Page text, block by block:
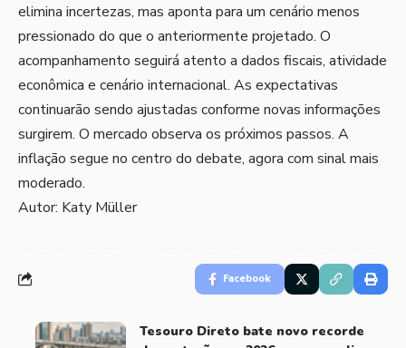
elimina incertezas, mas aponta para um cenário menos
pressionado do que o anteriormente projetado. O
acompanhamento seguirá atento a dados fiscais, atividade
econômica e cenário internacional. As expectativas
continuarão sendo ajustadas conforme novas informações
surgirem. O mercado observa os próximos passos. A
inflação segue no centro do debate, agora com sinal mais
moderado.
Autor: Katy Müller
Facebook
Tesouro Direto bate novo recorde